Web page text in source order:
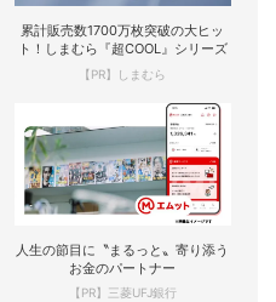
累計販売数1700万枚突破の大ヒッ
ト！しまむら『超COOL』シリーズ
【PR】しまむら
人生の節目に〝まるっと〟寄り添う
お金のパートナー
【PR】三菱UFJ銀行